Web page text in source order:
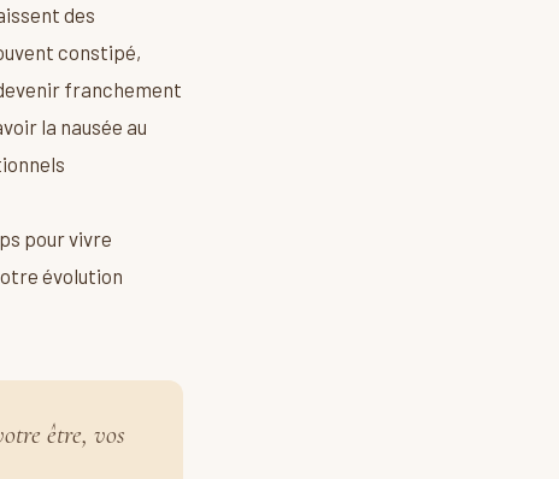
des
constipé,
franchement
la nausée au
pour vivre
évolution
être, vos